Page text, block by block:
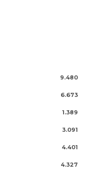
9.480
6.673
1.389
3.091
4.401
4.327